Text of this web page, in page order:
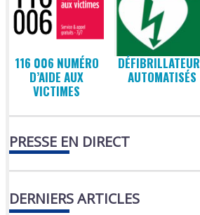
116 006 NUMÉRO
D’AIDE AUX
VICTIMES
AUTOMATISÉS
PRESSE EN DIRECT
DERNIERS ARTICLES